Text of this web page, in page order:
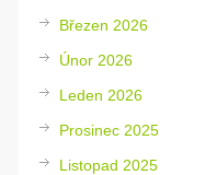
Březen 2026
Únor 2026
Leden 2026
Prosinec 2025
Listopad 2025